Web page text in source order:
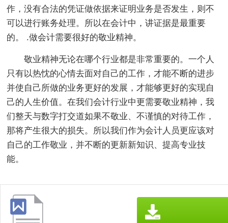
作，没有合法的凭证做依据来证明业务是否发生，则不
可以进行账务处理。所以在会计中，讲证据是最重要
的。 .做会计需要很好的敬业精神。
敬业精神无论在哪个行业都是非常重要的。一个人
只有以热忱的心情去面对自己的工作，才能不断的进步
并使自己所做的业务更好的发展，才能够更好的实现自
己的人生价值。在我们会计行业中更需要敬业精神，我
们整天与数字打交道如果不敬业、不谨慎的对待工作，
那将产生很大的损失。所以我们作为会计人员更应该对
自己的工作敬业，并不断的更新新知识、提高专业技
能。